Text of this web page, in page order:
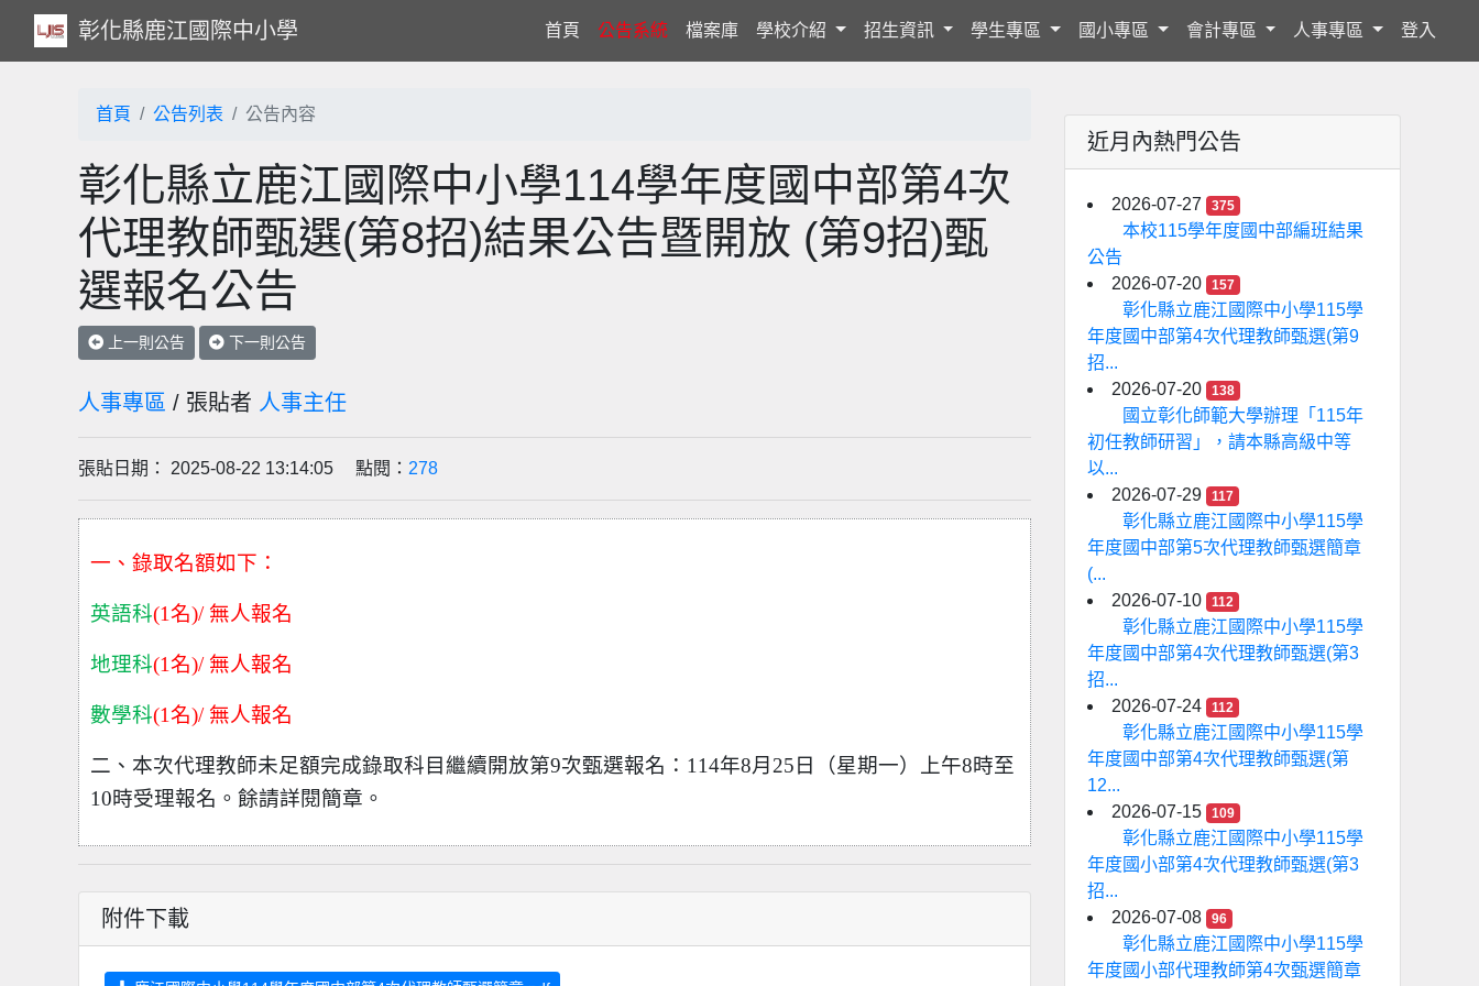
彰化縣鹿江國際中小學 首頁(current)
公告系統 檔案庫 學校介紹 招生資訊 學生專區 國小專區 會計專區 人事專區 登入
首頁 公告列表 公告內容
彰化縣立鹿江國際中小學114學年度國中部第4次
代理教師甄選(第8招)結果公告暨開放 (第9招)甄
選報名公告
上一則公告 下一則公告
人事專區 / 張貼者 人事主任
張貼日期： 2025-08-22 13:14:05 點閱： 278
一、錄取名額如下：
英語科(1名)/ 無人報名
地理科(1名)/ 無人報名
數學科(1名)/ 無人報名
二、本次代理教師未足額完成錄取科目繼續開放第9次甄選報名：114年8月25日（星期一）上午8時至
10時受理報名。餘請詳閱簡章。
附件下載
近月內熱門公告
2026-07-27 375
本校115學年度國中部編班結果
公告
2026-07-20
157
彰化縣立鹿江國際中小學115學
年度國中部第4次代理教師甄選(第9
招...
2026-07-20
138
國立彰化師範大學辦理「115年
初任教師研習」，請本縣高級中等
以...
2026-07-29
117
彰化縣立鹿江國際中小學115學
年度國中部第5次代理教師甄選簡章
(...
2026-07-10
112
彰化縣立鹿江國際中小學115學
年度國中部第4次代理教師甄選(第3
招...
2026-07-24
112
彰化縣立鹿江國際中小學115學
年度國中部第4次代理教師甄選(第
12...
2026-07-15
109
彰化縣立鹿江國際中小學115學
年度國小部第4次代理教師甄選(第3
招...
2026-07-08
96
彰化縣立鹿江國際中小學115學
年度國小部代理教師第4次甄選簡章